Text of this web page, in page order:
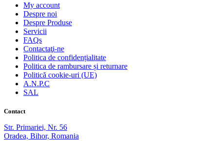
My account
Despre noi
Despre Produse
Servicii
FAQs
Contactaţi-ne
Politica de confidențialitate
Politica de rambursare și returnare
Politică cookie-uri (UE)
A.N.P.C
SAL
Contact
Str. Primariei, Nr. 56
Oradea, Bihor, Romania